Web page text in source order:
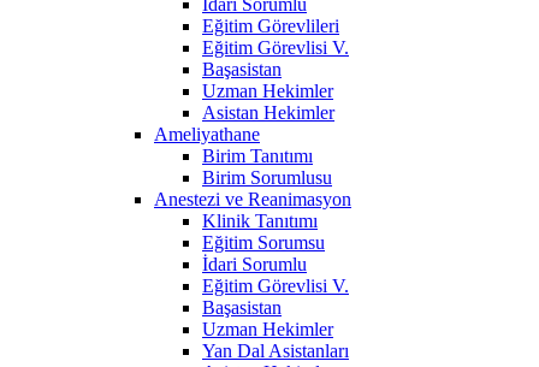
Eğitim Görevlileri
Eğitim Görevlisi V.
Başasistan
Uzman Hekimler
Asistan Hekimler
Ameliyathane
Birim Tanıtımı
Birim Sorumlusu
Anestezi ve Reanimasyon
Klinik Tanıtımı
Eğitim Sorumsu
İdari Sorumlu
Eğitim Görevlisi V.
Başasistan
Uzman Hekimler
Yan Dal Asistanları